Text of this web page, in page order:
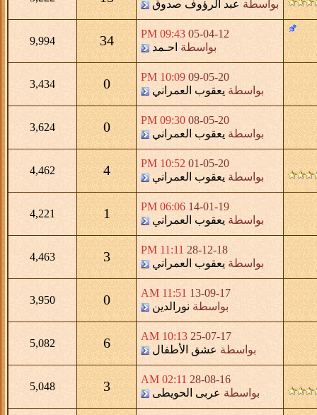
بواسطة عبد الرؤوف صدوق
05-04-12
09:43 PM
بواسطة احـمد 34
9,994
09-05-20
10:09 PM
بواسطة يعقوب العمراني 0
3,434
08-05-20
09:30 PM
بواسطة يعقوب العمراني 0
3,624
01-05-20
10:52 PM
بواسطة يعقوب العمراني 4
4,462
14-01-19
06:06 PM
بواسطة يعقوب العمراني 1
4,221
28-12-18
11:11 PM
بواسطة يعقوب العمراني 3
4,463
13-09-17
11:51 AM
بواسطة نورالدين 0
3,950
25-07-17
10:13 AM
بواسطة عشق الأطفال 6
5,082
28-08-16
02:11 AM
بواسطة عربى الحويطى 3
5,048